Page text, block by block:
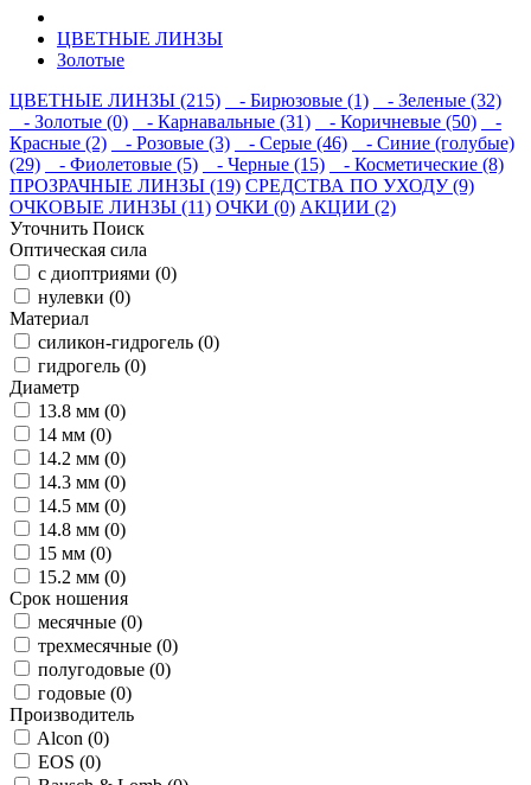
ЦВЕТНЫЕ ЛИНЗЫ
Золотые
ЦВЕТНЫЕ ЛИНЗЫ (215)
- Бирюзовые (1)
- Зеленые (32)
- Золотые (0)
- Карнавальные (31) - Коричневые (50)
-
Красные (2)
- Розовые (3) - Серые (46)
- Синие (голубые)
(29)
- Фиолетовые (5) - Черные (15)
- Косметические (8)
ПРОЗРАЧНЫЕ ЛИНЗЫ (19) СРЕДСТВА ПО УХОДУ (9)
ОЧКОВЫЕ ЛИНЗЫ (11) ОЧКИ (0) АКЦИИ (2)
Уточнить Поиск
Оптическая сила
с диоптриями (0)
нулевки (0)
Материал
силикон-гидрогель (0)
гидрогель (0)
Диаметр
13.8 мм (0)
14 мм (0)
14.2 мм (0)
14.3 мм (0)
14.5 мм (0)
14.8 мм (0)
15 мм (0)
15.2 мм (0)
Срок ношения
месячные (0)
трехмесячные (0)
полугодовые (0)
годовые (0)
Производитель
Alcon (0)
EOS (0)